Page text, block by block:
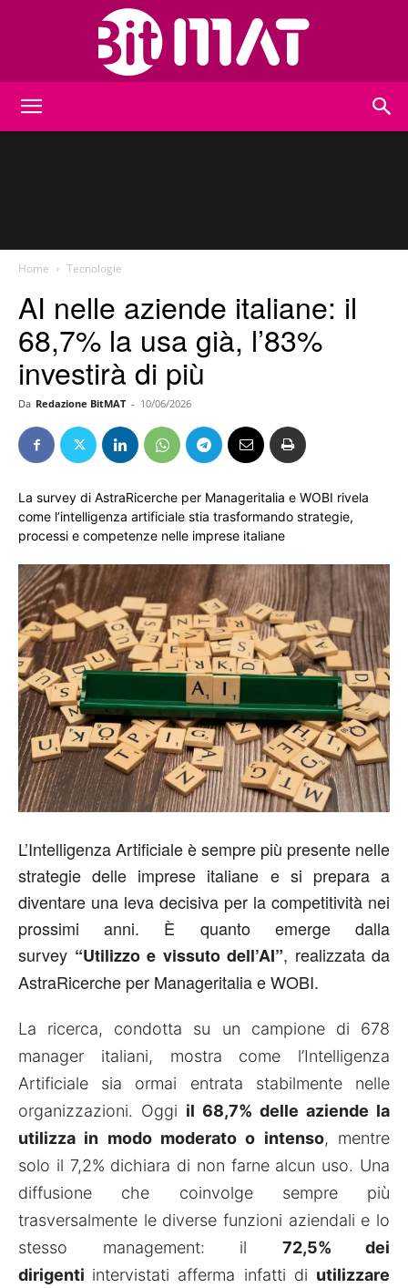
Home Tecnologie
AI nelle aziende italiane: il
68,7% la usa già, l’83%
investirà di più
Da Redazione BitMAT - 10/06/2026
La survey di AstraRicerche per Manageritalia e WOBI rivela
come l’intelligenza artificiale stia trasformando strategie,
processi e competenze nelle imprese italiane
L’Intelligenza Artificiale è sempre più presente nelle
strategie delle imprese italiane e si prepara a
diventare una leva decisiva per la competitività nei
prossimi anni. È quanto emerge dalla
survey “Utilizzo e vissuto dell’AI”, realizzata da
AstraRicerche per Manageritalia e WOBI.
La ricerca, condotta su un campione di 678
manager italiani, mostra come l’Intelligenza
Artificiale sia ormai entrata stabilmente nelle
organizzazioni. Oggi il 68,7% delle aziende la
utilizza in modo moderato o intenso, mentre
solo il 7,2% dichiara di non farne alcun uso. Una
diffusione che coinvolge sempre più
trasversalmente le diverse funzioni aziendali e lo
stesso management: il 72,5% dei
dirigenti intervistati afferma infatti di utilizzare